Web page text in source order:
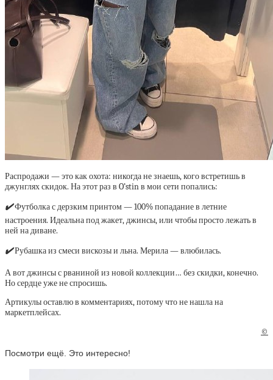
Распродажи — это как охота: никогда не знаешь, кого встретишь в
джунглях скидок. На этот раз в O’stin в мои сети попались:
✔️Футболка с дерзким принтом — 100% попадание в летние
настроения. Идеальна под жакет, джинсы, или чтобы просто лежать в
ней на диване.
✔️Рубашка из смеси вискозы и льна. Мерила — влюбилась.
А вот джинсы с рваниной из новой коллекции… без скидки, конечно.
Но сердце уже не спросишь.
Артикулы оставлю в комментариях, потому что не нашла на
маркетплейсах.
©
Посмотри ещё. Это интересно!